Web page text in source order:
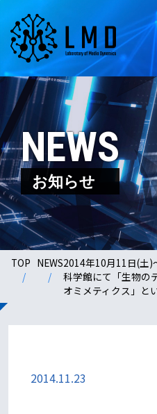
NEWS
お知らせ
TOP NEWS2014年10月11日(土
科学館にて「生物の
オミメティクス」と
2014.11.23